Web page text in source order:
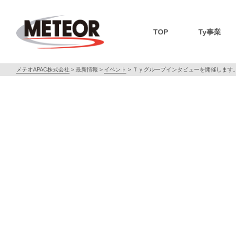
TOP Ty事業
メテオAPAC株式会社 > 最新情報 > イベント > Ｔｙグループインタビューを開催します。